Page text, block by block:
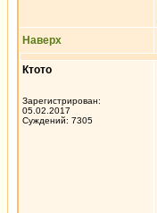
Наверх
Ктото
Зарегистрирован:
05.02.2017
Суждений: 7305